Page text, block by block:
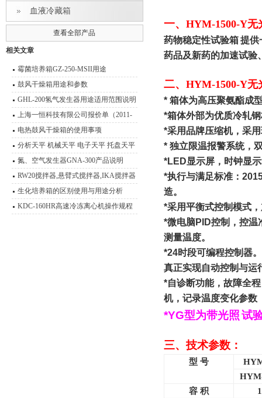
血液冷藏箱
查看全部产品
相关文章
霉菌培养箱GZ-250-MSII用途
鼓风干燥箱用途和参数
GHL-200氢气发生器用途适用范围说明
书
上海一恒科技有限公司报价单（2011-
2012）
电热鼓风干燥箱的使用事项
分析天平 机械天平 电子天平 托盘天平
精密天平 电子秤 扭力天平 液体比重天
平 静水力学天平 酸度计 电导率仪 溶氧
仪 离子计 滴定仪 水份测定仪 电极 浓
度计 OR
氮、空气发生器GNA-300产品说明
RW20搅拌器,悬臂式搅拌器,IKA搅拌器
生化培养箱的区别使用与用途分析
KDC-160HR高速冷冻离心机操作规程
一、 HYM-1500-Y无
药物稳定性试验箱提供
药品及新药的加速试验
二、 HYM-1500-Y无
* 箱体为高压聚氨酯成
*箱体外部为优质冷轧
*采用品牌压缩机，采
* 独立限温报警系统，
*LED显示屏，时钟显
*执行与满足标准：
造。
*采用平衡式控制模式
*微电脑PID控制，控温
测量温度。
*24时段可编程控制器
真正实现自动控制与运
*自诊断功能，故障全
机，记录温度变化参数
*YG型为带光照试
三、技术参数：
型 号
容 积